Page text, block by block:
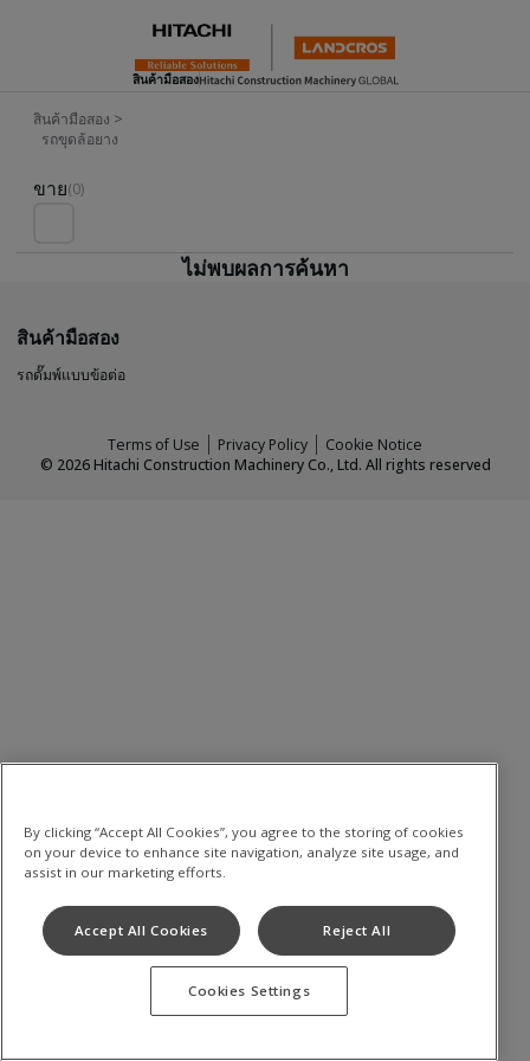
สินค้ามือสอง
สินค้ามือสอง >
รถขุดล้อยาง
ขาย(0)
ไม่พบผลการค้นหา
สินค้ามือสอง
รถดั๊มพ์แบบข้อต่อ
Terms of Use Privacy Policy
Cookie Notice
© 2026Hitachi Construction Machinery Co., Ltd. All rights reserved
By clicking “Accept All Cookies”, you agree to the storing of cookies
on your device to enhance site navigation, analyze site usage, and
assist in our marketing efforts.
Accept All Cookies Reject All
Cookies Settings